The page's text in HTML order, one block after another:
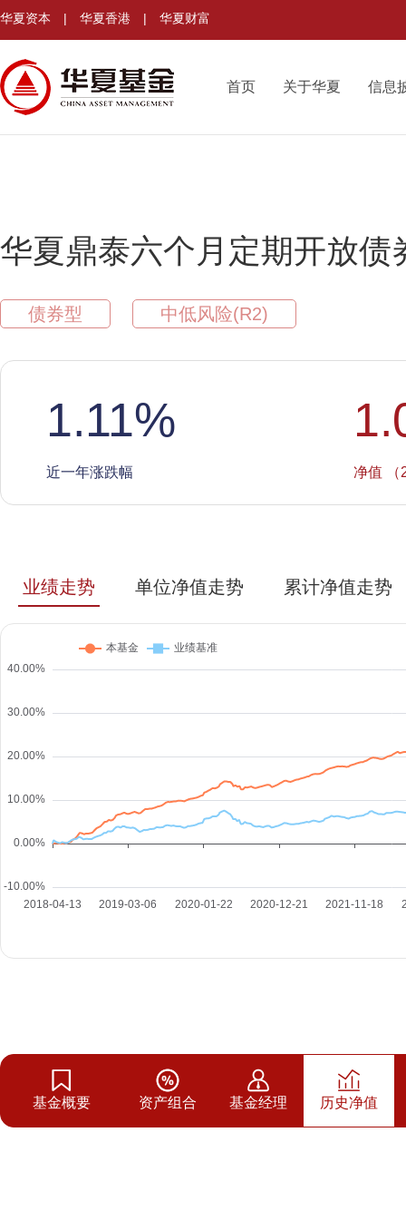
华夏资本 | 华夏香港 | 华夏财富
首页 关于华夏 信息
华夏鼎泰六个月定期开放债
债券型 中低风险(R2)
1.11%
近一年涨跌幅 净值 （
业绩走势 单位净值走势 累计净值走势
基金概要 资产组合 基金经理 历史净值